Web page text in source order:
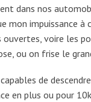
dans nos
mon impuissance
voire les
ou on frise le
de
en plus ou pour